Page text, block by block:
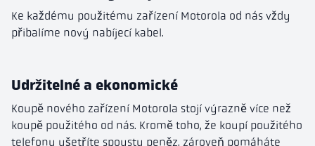
Ke každému použitému zařízení Motorola od nás vždy
přibalíme nový nabíjecí kabel.
Udržitelné a ekonomické
Koupě nového zařízení Motorola stojí výrazně více než
koupě použitého od nás. Kromě toho, že koupí použitého
telefonu ušetříte spoustu peněz, zároveň pomáháte